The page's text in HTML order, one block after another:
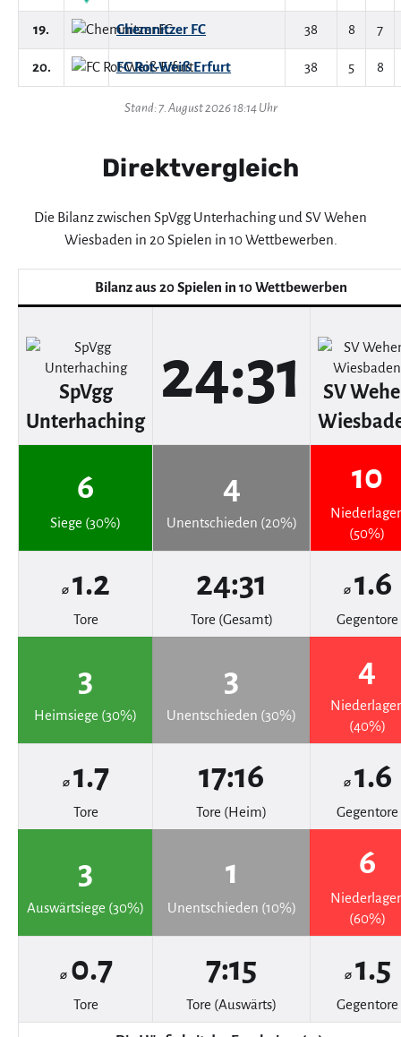
19. Chemnitzer FC 38 8 7
20. FC Rot-Weiß Erfurt 38 5 8
Stand: 7. August 2026 18:14 Uhr
Direktvergleich
Die Bilanz zwischen SpVgg Unterhaching und SV Wehen
Wiesbaden in 20 Spielen in 10 Wettbewerben.
Bilanz aus 20 Spielen in 10 Wettbewerben
SpVgg
Unterhaching
24:31
SV
6
Siege (30%)
4
Unentschieden (20%)
10
(50%)
⌀ 1.2
Tore
24:31
Tore (Gesamt)
⌀ 1.6
Gegentore
3
Heimsiege (30%)
3
Unentschieden (30%)
4
(40%)
⌀ 1.7
Tore
17:16
Tore (Heim)
⌀ 1.6
Gegentore
3
Auswärtsiege (30%)
1
Unentschieden (10%)
6
(60%)
⌀ 0.7
Tore
7:15
Tore (Auswärts)
⌀ 1.5
Gegentore